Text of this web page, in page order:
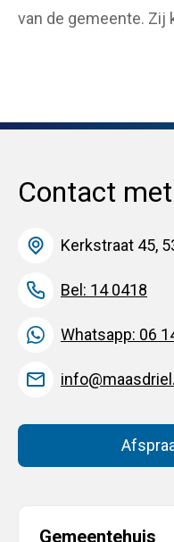
van de gemeente. Zij
Contact
Kerkstraat 45,
Bel: 14 0418
Whatsapp: 06
Gemeentehuis